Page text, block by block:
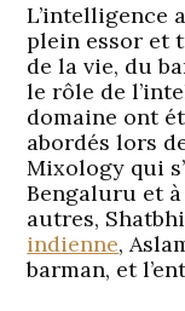
L’intelligence
plein essor et
de la vie, du
le rôle de
domaine ont
abordés lors
Mixology qui
Bengaluru et
autres,
indienne,
barman, et